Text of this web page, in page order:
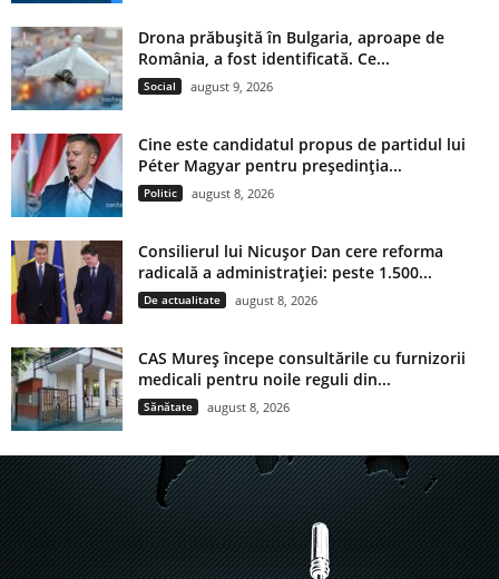
Drona prăbușită în Bulgaria, aproape de
România, a fost identificată. Ce...
Social august 9, 2026
Cine este candidatul propus de partidul lui
Péter Magyar pentru președinția...
Politic august 8, 2026
Consilierul lui Nicușor Dan cere reforma
radicală a administrației: peste 1.500...
De actualitate august 8, 2026
CAS Mureș începe consultările cu furnizorii
medicali pentru noile reguli din...
Sănătate august 8, 2026